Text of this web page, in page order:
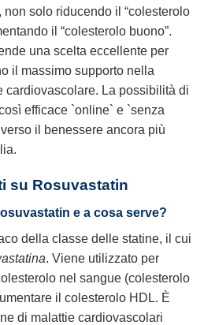
solo riducendo il “colesterolo
il “colesterolo buono”.
una scelta eccellente per
il massimo supporto nella
cardiovascolare. La possibilità di
efficace `online` e `senza
il benessere ancora più
su Rosuvastatin
e a cosa serve?
della classe delle statine, il cui
. Viene utilizzato per
nel sangue (colesterolo
il colesterolo HDL. È
di malattie cardiovascolari